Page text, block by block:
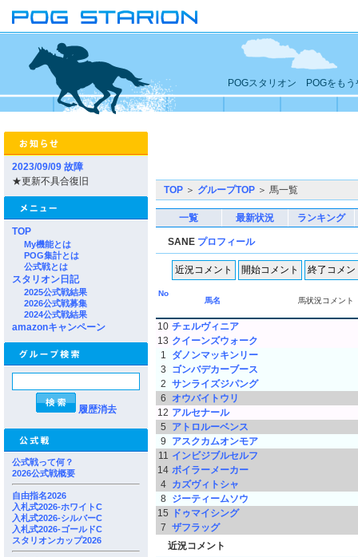
POGスタリオン POGをもう
2023/09/09 故障
★更新不具合復旧
TOP
My機能とは
POG集計とは
公式戦とは
スタリオン日記
2025公式戦結果
2026公式戦募集
2024公式戦結果
amazonキャンペーン
履歴消去
公式戦って何？
2026公式戦概要
自由指名2026
入札式2026-ホワイトC
入札式2026-シルバーC
入札式2026-ゴールドC
スタリオンカップ2026
TOP ＞ グループTOP ＞ 馬一覧
一覧 最新状況 ランキング
SANE プロフィール
No
馬名
馬状況コメント
10 チェルヴィニア
13 クイーンズウォーク
1
ダノンマッキンリー
3
ゴンバデカーブース
2 サンライズジパング
6
オウバイトウリ
12 アルセナール
5
アトロルーベンス
9
アスクカムオンモア
11 インビジブルセルフ
14 ボイラーメーカー
4
カズヴィトシャ
8
ジーティームソウ
15
ドゥマイシング
7 ザフラッグ
近況コメント